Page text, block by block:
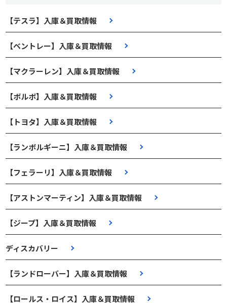
【テスラ】入庫＆買取情報
【ベントレー】入庫＆買取情報
【マクラーレン】入庫＆買取情報
【ボルボ】入庫＆買取情報
【トヨタ】入庫＆買取情報
【ランボルギーニ】入庫＆買取情報
【フェラーリ】入庫＆買取情報
【アストンマーティン】入庫＆買取情報
【ジープ】入庫＆買取情報
ディスカバリー
【ランドローバー】入庫＆買取情報
【ロールス・ロイス】入庫＆買取情報